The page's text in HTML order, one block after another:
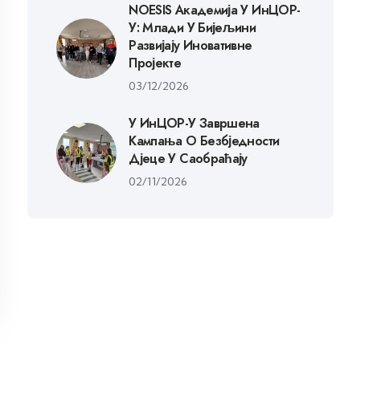
NOESIS Академија У ИнЦОР-
У: Млади У Бијељини
Развијају Иновативне
Пројекте
03/12/2026
У ИнЦОР-У Завршена
Кампања О Безбједности
Дјеце У Саобраћају
02/11/2026